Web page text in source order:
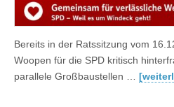
Bereits in der Ratssitzung vom
Woopen für die SPD kritisch
parallele Großbaustellen …